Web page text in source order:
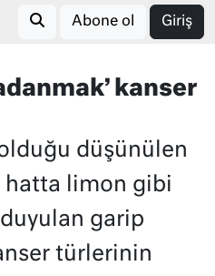
Abone ol Giriş
kanser
düşünülen
hatta limon gibi
garip
türlerinin